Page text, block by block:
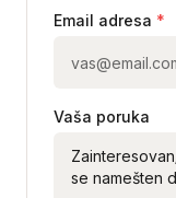
Email adresa *
Vaša poruka